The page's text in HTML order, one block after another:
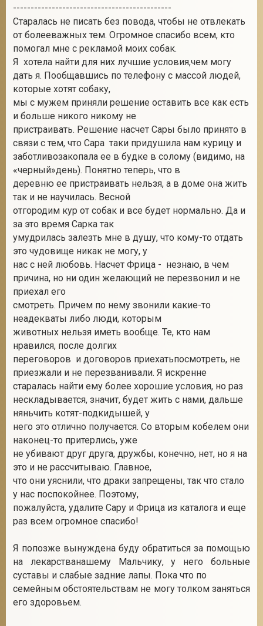
---------------------------------------------
Старалась не писать без повода, чтобы не отвлекать
от болееважных тем. Огромное спасибо всем, кто
помогал мне с рекламой моих собак.
Я хотела найти для них лучшие условия,чем могу
дать я. Пообщавшись по телефону с массой людей,
которые хотят собаку,
мы с мужем приняли решение оставить все как есть
и больше никого никому не
пристраивать. Решение насчет Сары было принято в
связи с тем, что Сара таки придушила нам курицу и
заботливозакопала ее в будке в солому (видимо, на
«черный»день). Понятно теперь, что в
деревню ее пристраивать нельзя, а в доме она жить
так и не научилась. Весной
отгородим кур от собак и все будет нормально. Да и
за это время Сарка так
умудрилась залезть мне в душу, что кому-то отдать
это чудовище никак не могу, у
нас с ней любовь. Насчет Фрица - незнаю, в чем
причина, но ни один желающий не перезвонил и не
приехал его
смотреть. Причем по нему звонили какие-то
неадекваты либо люди, которым
животных нельзя иметь вообще. Те, кто нам
нравился, после долгих
переговоров и договоров приехатьпосмотреть, не
приезжали и не перезванивали. Я искренне
старалась найти ему более хорошие условия, но раз
нескладывается, значит, будет жить с нами, дальше
няньчить котят-подкидышей, у
него это отлично получается. Со вторым кобелем они
наконец-то притерлись, уже
не убивают друг друга, дружбы, конечно, нет, но я на
это и не рассчитываю. Главное,
что они уяснили, что драки запрещены, так что стало
у нас поспокойнее. Поэтому,
пожалуйста, удалите Сару и Фрица из каталога и еще
раз всем огромное спасибо!
Я попозже вынуждена буду обратиться за помощью
на лекарстванашему Мальчику, у него больные
суставы и слабые задние лапы. Пока что по
семейным обстоятельствам не могу толком заняться
его здоровьем.